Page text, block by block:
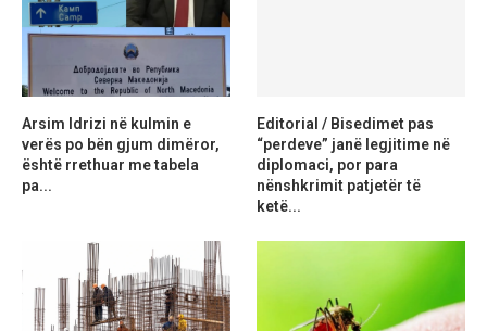
Arsim Idrizi në kulmin e
verës po bën gjum dimëror,
është rrethuar me tabela
pa...
Editorial / Bisedimet pas
“perdeve” janë legjitime në
diplomaci, por para
nënshkrimit patjetër të
ketë...